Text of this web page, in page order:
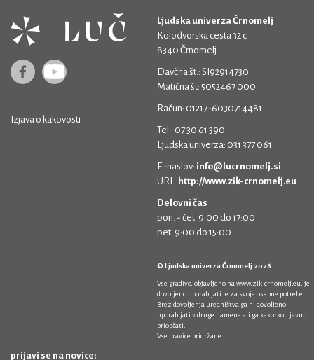
Izjava o kakovosti
Ljudska univerza Črnomelj
Kolodvorska cesta 32 c
8340 Črnomelj
Davčna št.: SI92914730
Matična št: 5052467 000
Račun: 01217-6030714481
Tel.: 07 30 61 390
Ljudska univerza: 031 377 061
E-naslov: info@lucrnomelj.si
URL: http://www.zik-crnomelj.eu
Delovni čas
pon. - čet. 9:00 do 17:00
pet. 9:00 do 15:00
© Ljudska univerza Črnomelj 2026
Vse gradivo, objavljeno na www.zik-crnomelj.eu , je
dovoljeno uporabljati le za svoje osebne potrebe.
Brez dovoljenja uredništva ga ni dovoljeno
uporabljati v druge namene ali ga kakorkoli javno
priobčati.
Vse pravice pridržane.
prijavi se na novice: